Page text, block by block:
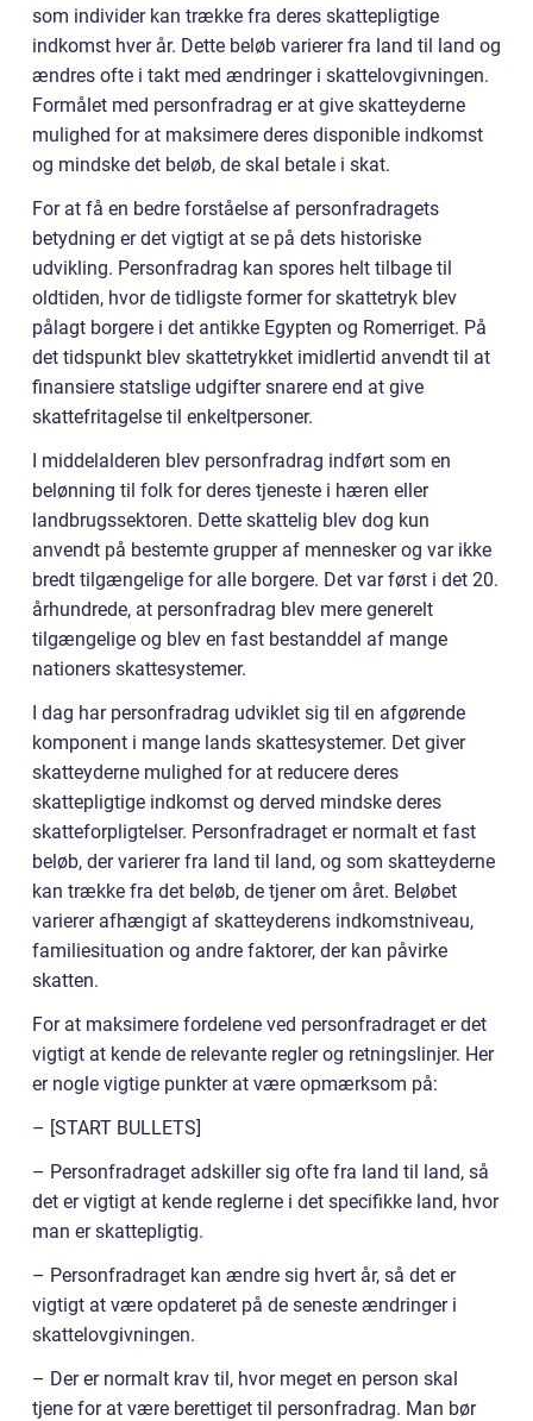
som individer kan trække fra deres skattepligtige
indkomst hver år. Dette beløb varierer fra land til land og
ændres ofte i takt med ændringer i skattelovgivningen.
Formålet med personfradrag er at give skatteyderne
mulighed for at maksimere deres disponible indkomst
og mindske det beløb, de skal betale i skat.
For at få en bedre forståelse af personfradragets
betydning er det vigtigt at se på dets historiske
udvikling. Personfradrag kan spores helt tilbage til
oldtiden, hvor de tidligste former for skattetryk blev
pålagt borgere i det antikke Egypten og Romerriget. På
det tidspunkt blev skattetrykket imidlertid anvendt til at
finansiere statslige udgifter snarere end at give
skattefritagelse til enkeltpersoner.
I middelalderen blev personfradrag indført som en
belønning til folk for deres tjeneste i hæren eller
landbrugssektoren. Dette skattelig blev dog kun
anvendt på bestemte grupper af mennesker og var ikke
bredt tilgængelige for alle borgere. Det var først i det 20.
århundrede, at personfradrag blev mere generelt
tilgængelige og blev en fast bestanddel af mange
nationers skattesystemer.
I dag har personfradrag udviklet sig til en afgørende
komponent i mange lands skattesystemer. Det giver
skatteyderne mulighed for at reducere deres
skattepligtige indkomst og derved mindske deres
skatteforpligtelser. Personfradraget er normalt et fast
beløb, der varierer fra land til land, og som skatteyderne
kan trække fra det beløb, de tjener om året. Beløbet
varierer afhængigt af skatteyderens indkomstniveau,
familiesituation og andre faktorer, der kan påvirke
skatten.
For at maksimere fordelene ved personfradraget er det
vigtigt at kende de relevante regler og retningslinjer. Her
er nogle vigtige punkter at være opmærksom på:
– [START BULLETS]
– Personfradraget adskiller sig ofte fra land til land, så
det er vigtigt at kende reglerne i det specifikke land, hvor
man er skattepligtig.
– Personfradraget kan ændre sig hvert år, så det er
vigtigt at være opdateret på de seneste ændringer i
skattelovgivningen.
– Der er normalt krav til, hvor meget en person skal
tjene for at være berettiget til personfradrag. Man bør